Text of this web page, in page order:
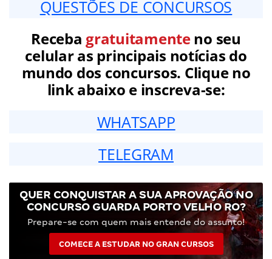
QUESTÕES DE CONCURSOS
Receba gratuitamenteno seu
celular as principais notícias do
mundo dos concursos. Clique no
link abaixo e inscreva-se:
WHATSAPP
TELEGRAM
QUER CONQUISTAR A SUA APROVAÇÃO NO
CONCURSO GUARDA PORTO VELHO RO?
Prepare-se com quem mais entende do assunto!
COMECE A ESTUDAR NO GRAN CURSOS